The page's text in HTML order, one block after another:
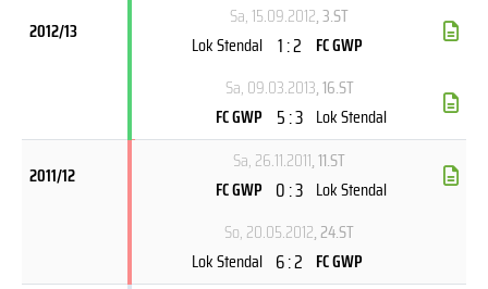
2012/13
Sa, 15.09.2012, 3.ST
Lok Stendal 1 : 2 FC GWP
Sa, 09.03.2013, 16.ST
FC GWP 5 : 3 Lok Stendal
2011/12
Sa, 26.11.2011, 11.ST
FC GWP 0 : 3 Lok Stendal
So, 20.05.2012, 24.ST
Lok Stendal 6 : 2 FC GWP